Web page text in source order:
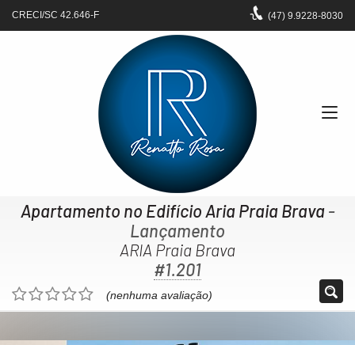
CRECI/SC 42.646-F (47) 9.9228-8030
Apartamento no Edifício Aria Praia Brava-
Lançamento
ARIA Praia Brava
#1.201
(nenhuma avaliação)